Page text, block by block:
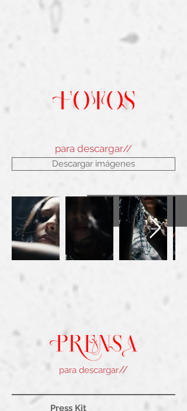
para descargar//
Descargar imágenes
para descargar//
Press Kit